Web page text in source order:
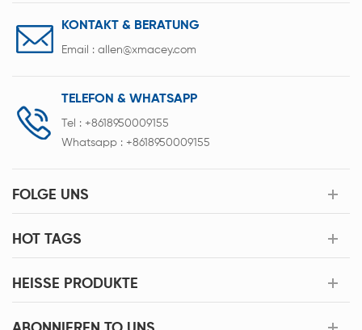
KONTAKT & BERATUNG
Email : allen@xmacey.com
TELEFON & WHATSAPP
Tel : +8618950009155
Whatsapp : +8618950009155
FOLGE UNS
HOT TAGS
HEISSE PRODUKTE